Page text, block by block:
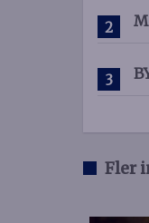
Fler